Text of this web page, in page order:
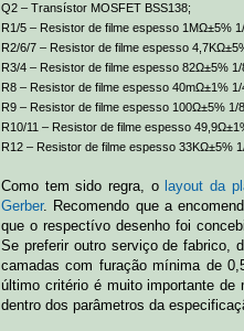
Q2 – Transístor MOSFET BSS138;
R1/5 – Resistor de filme espesso 1MΩ±5%
R2/6/7 – Resistor de filme espesso
R3/4 – Resistor de filme espesso 82Ω±5% 1/
R8 – Resistor de filme espesso 40mΩ±1% 1/
R9 – Resistor de filme espesso 100Ω±5% 1/
R10/11 – Resistor de filme espesso
R12 – Resistor de filme espesso 33KΩ±5%
Como tem sido regra, o layout da
Gerber. Recomendo que a
que o respectívo desenho foi
Se preferir outro serviço de fabrico,
camadas com furação mínima de
último critério é muito importante de
dentro dos parâmetros da